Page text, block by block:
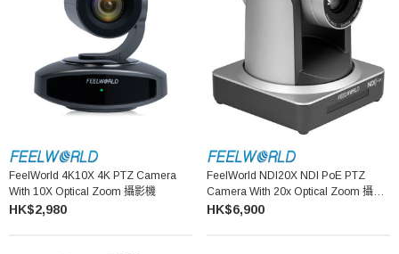
FeelWorld 4K10X 4K PTZ Camera
With 10X Optical Zoom 攝影機
HK$2,980
FeelWorld NDI20X NDI PoE PTZ
Camera With 20x Optical Zoom 攝影
機
HK$6,900